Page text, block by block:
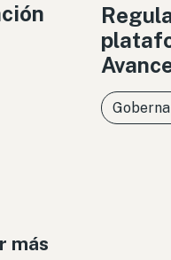
más